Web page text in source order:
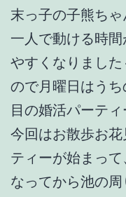
末っ子の子熊ちゃ
一人で動ける時
やすくなりました
ので月曜日はう
目の婚活パーテ
今回はお散歩お
ティーが始まっ
なってから池の